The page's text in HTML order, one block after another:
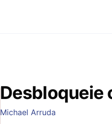
Desbloqueie
Michael Arruda